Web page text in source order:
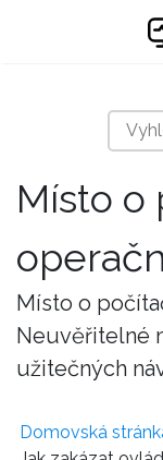
Místo o
Místo o
Neuvěřitelné
užitečných
Domovská